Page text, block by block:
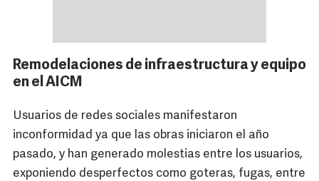
Remodelaciones de infraestructura y equipo
en el AICM
Usuarios de redes sociales manifestaron
inconformidad ya que las obras iniciaron el año
pasado, y han generado molestias entre los usuarios,
exponiendo desperfectos como goteras, fugas, entre